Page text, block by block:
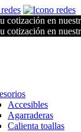
cotización en
cotización en
Accesibles
Agarraderas
Calienta toallas